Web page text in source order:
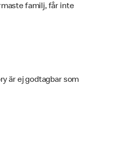
familj, får inte
är ej godtagbar som